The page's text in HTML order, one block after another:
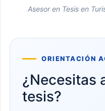
Asesor en Tesis en
ORIENTACIÓN
¿Necesitas
tesis?